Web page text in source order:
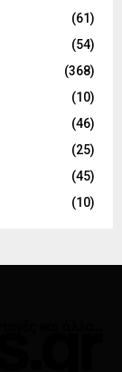
(61)
(54)
(368)
(10)
(46)
(25)
(45)
(10)